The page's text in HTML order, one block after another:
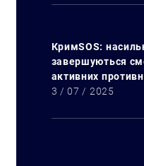
КримSOS:
завершуються
активних
3 / 07 / 2025